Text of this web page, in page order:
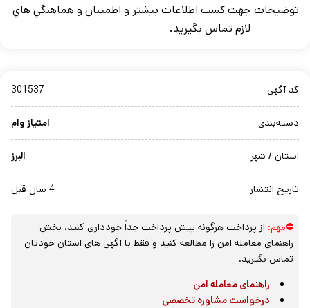
توضيحات جهت کسب اطلاعات بيشتر و اطمينان و هماهنگي هاي
لازم تماس بگيريد.
کد آگهی 301537
دسته‌بندی امتیاز وام
استان / شهر البرز
تاریخ انتشار 4 سال قبل
⛔مهم: از پرداخت هرگونه پیش پرداخت جداً خودداری کنید، بخش
راهنمای معامله امن را مطالعه کنید و فقط با آگهی های استان خودتان
تماس بگیرید.
راهنمای معامله امن
درخواست مشاوره تخصصی